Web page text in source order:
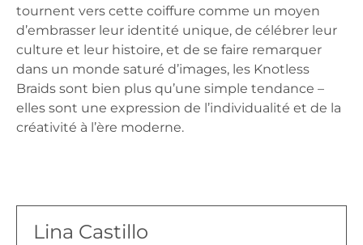
tournent vers cette coiffure comme un moyen
d’embrasser leur identité unique, de célébrer leur
culture et leur histoire, et de se faire remarquer
dans un monde saturé d’images, les Knotless
Braids sont bien plus qu’une simple tendance –
elles sont une expression de l’individualité et de la
créativité à l’ère moderne.
Lina Castillo